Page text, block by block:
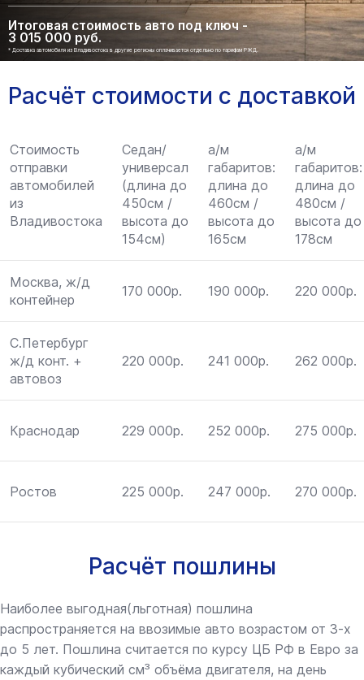
Итоговая стоимость авто под ключ -
3 015 000 руб.
* Доставка автомобиля из Владивостока в другие регионы оплачивается отдельно по тарифам РЖД.
Расчёт стоимости с доставкой
Стоимость
отправки
автомобилей
из
Владивостока
Седан/
универсал
(длина до
450см /
высота до
154см)
а/м
габаритов:
длина до
460см /
высота до
165см
а/м
габаритов:
длина до
480см /
высота до
178см
Москва, ж/д
контейнер
170 000р. 190 000р. 220 000р.
С.Петербург
ж/д конт. +
автовоз
220 000р. 241 000р. 262 000р.
Краснодар 229 000р. 252 000р. 275 000р.
Ростов 225 000р. 247 000р. 270 000р.
Расчёт пошлины
Наиболее выгодная(льготная) пошлина
распространяется на ввозимые авто возрастом от 3-х
до 5 лет. Пошлина считается по курсу ЦБ РФ в Евро за
каждый кубический см³ объёма двигателя, на день